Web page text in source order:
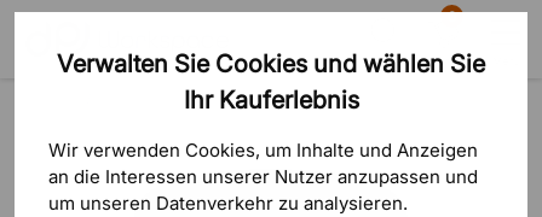
Verwalten Sie Cookies und wählen Sie
Ihr Kauferlebnis
Wir verwenden Cookies, um Inhalte und Anzeigen
an die Interessen unserer Nutzer anzupassen und
um unseren Datenverkehr zu analysieren.
Suche
0
Warenkorb
Outdoortische